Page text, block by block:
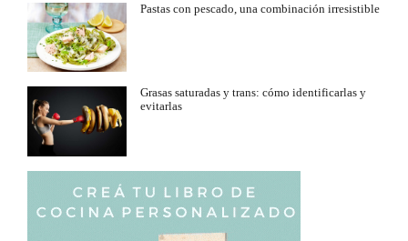
Pastas con pescado, una combinación irresistible
Grasas saturadas y trans: cómo identificarlas y
evitarlas